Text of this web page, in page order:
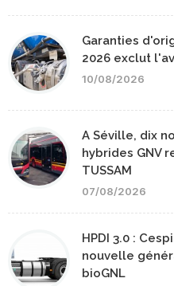
Garanties
2026 exclut
10/08/2026
A Séville, dix
hybrides GNV
TUSSAM
07/08/2026
HPDI 3.0 :
nouvelle
bioGNL